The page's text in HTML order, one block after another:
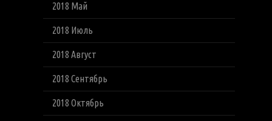
2018 Май
2018 Июль
2018 Август
2018 Сентябрь
2018 Октябрь